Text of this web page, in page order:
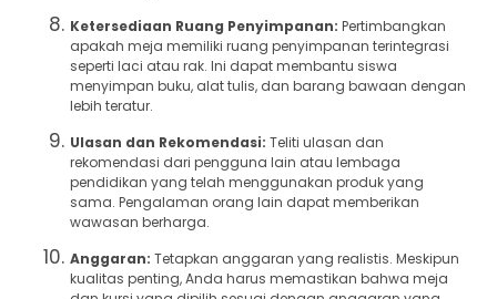
Ketersediaan Ruang Penyimpanan: Pertimbangkan
apakah meja memiliki ruang penyimpanan terintegrasi
seperti laci atau rak. Ini dapat membantu siswa
menyimpan buku, alat tulis, dan barang bawaan dengan
lebih teratur.
Ulasan dan Rekomendasi: Teliti ulasan dan
rekomendasi dari pengguna lain atau lembaga
pendidikan yang telah menggunakan produk yang
sama. Pengalaman orang lain dapat memberikan
wawasan berharga.
Anggaran: Tetapkan anggaran yang realistis. Meskipun
kualitas penting, Anda harus memastikan bahwa meja